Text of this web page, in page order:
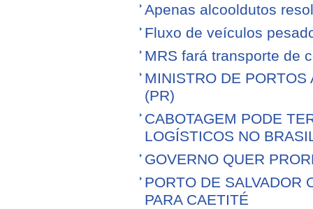
Apenas alcooldutos
Fluxo de veículos
MRS fará transporte de
MINISTRO DE
(PR)
CABOTAGEM PODE
LOGÍSTICOS NO
GOVERNO QUER
PORTO DE SALVADOR
PARA CAETITÉ